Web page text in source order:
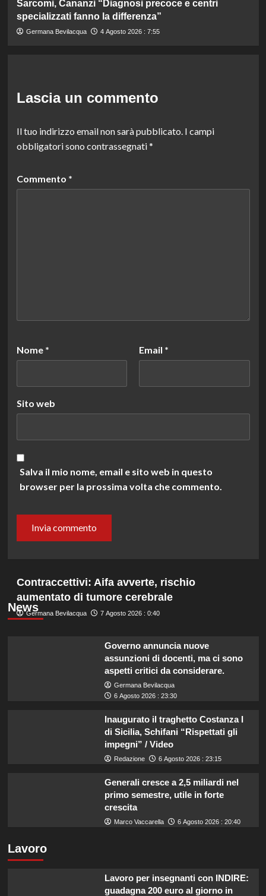
Sarcomi, Cananzi “Diagnosi precoce e centri
specializzati fanno la differenza”
Germana Bevilacqua 4 Agosto 2026 : 7:55
Lascia un commento
Il tuo indirizzo email non sarà pubblicato. I campi
obbligatori sono contrassegnati*
Commento *
Nome * Email *
Sito web
Salva il mio nome, email e sito web in questo
browser per la prossima volta che commento.
News
Contraccettivi: Aifa avverte, rischio
aumentato di tumore cerebrale
Germana Bevilacqua 7 Agosto 2026 : 0:40
Governo annuncia nuove
assunzioni di docenti, ma ci sono
aspetti critici da considerare.
Germana Bevilacqua
6 Agosto 2026 : 23:30
Inaugurato il traghetto Costanza I
di Sicilia, Schifani “Rispettati gli
impegni” / Video
Redazione 6 Agosto 2026 : 23:15
Generali cresce a 2,5 miliardi nel
primo semestre, utile in forte
crescita
Marco Vaccarella 6 Agosto 2026 : 20:40
Lavoro
Lavoro per insegnanti con INDIRE:
guadagna 200 euro al giorno in